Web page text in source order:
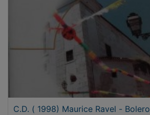
C.D. ( 1998) Maurice Ravel - Bolero